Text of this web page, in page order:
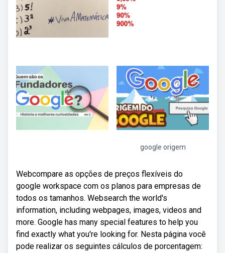
google origem
Webcompare as opções de preços flexíveis do
google workspace com os planos para empresas de
todos os tamanhos. Websearch the world's
information, including webpages, images, videos and
more. Google has many special features to help you
find exactly what you're looking for. Nesta página você
pode realizar os seguintes cálculos de porcentagem: